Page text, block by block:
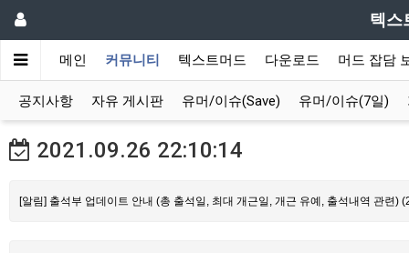
텍스
메인 커뮤니티 텍스트머드 다운로드 머드 잡담
공지사항 자유 게시판 유머/이슈(Save) 유머/이슈(7일)
2021.09.26 22:10:14
[알림] 출석부 업데이트 안내 (총 출석일, 최대 개근일, 개근 유예, 출석내역 관련)